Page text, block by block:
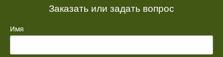
Заказать или задать вопрос
Имя